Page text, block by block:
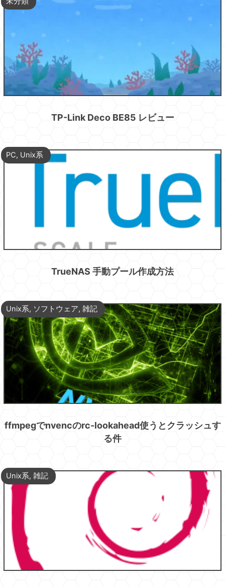
TP-Link Deco BE85 レビュー
PC, Unix系
TrueNAS 手動プール作成方法
Unix系, ソフトウェア, 雑記
ffmpegでnvencのrc-lookahead使うとクラッシュす
る件
Unix系, 雑記